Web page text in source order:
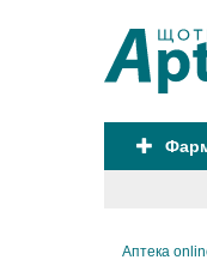
Аптека